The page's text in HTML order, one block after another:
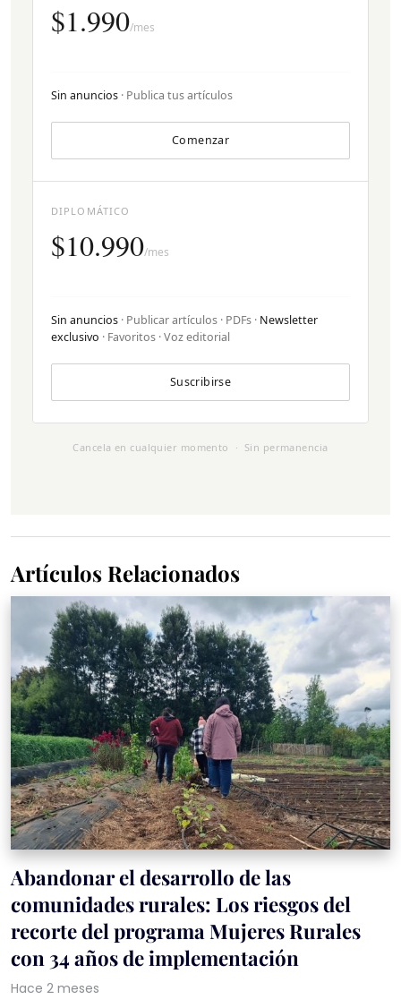
$1.990/mes
Sin anuncios · Publica tus artículos
Comenzar
DIPLOMÁTICO
$10.990/mes
Sin anuncios · Publicar artículos · PDFs · Newsletter
exclusivo · Favoritos · Voz editorial
Suscribirse
Cancela en cualquier momento · Sin permanencia
Artículos Relacionados
Abandonar el desarrollo de las
comunidades rurales: Los riesgos del
recorte del programa Mujeres Rurales
con 34 años de implementación
Hace 2 meses